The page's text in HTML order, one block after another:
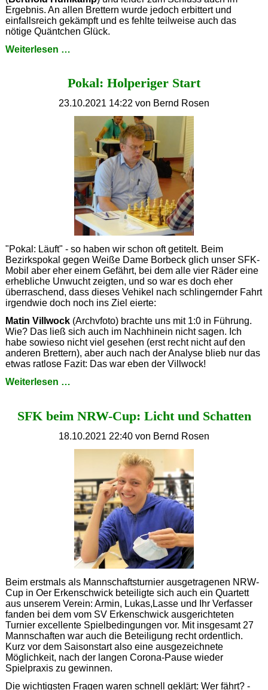
Ergebnis. An allen Brettern wurde jedoch erbittert und
einfallsreich gekämpft und es fehlte teilweise auch das
nötige Quäntchen Glück.
Weiterlesen …
last
Pokal: Holperiger Start
23.10.2021 14:22 von Bernd Rosen
"Pokal: Läuft" - so haben wir schon oft getitelt. Beim
Bezirkspokal gegen Weiße Dame Borbeck glich unser SFK-
Mobil aber eher einem Gefährt, bei dem alle vier Räder eine
erhebliche Unwucht zeigten, und so war es doch eher
überraschend, dass dieses Vehikel nach schlingernder Fahrt
irgendwie doch noch ins Ziel eierte:
Matin Villwock(Archvfoto) brachte uns mit 1:0 in Führung.
Wie? Das ließ sich auch im Nachhinein nicht sagen. Ich
habe sowieso nicht viel gesehen (erst recht nicht auf den
anderen Brettern), aber auch nach der Analyse blieb nur das
etwas ratlose Fazit: Das war eben der Villwock!
Weiterlesen …
SFK beim NRW-Cup: Licht und Schatten
18.10.2021 22:40 von Bernd Rosen
Beim erstmals als Mannschaftsturnier ausgetragenen NRW-
Cup in Oer Erkenschwick beteiligte sich auch ein Quartett
aus unserem Verein: Armin, Lukas,Lasse und Ihr Verfasser
fanden bei dem vom SV Erkenschwick ausgerichteten
Turnier excellente Spielbedingungen vor. Mit insgesamt 27
Mannschaften war auch die Beteiligung recht ordentlich.
Kurz vor dem Saisonstart also eine ausgezeichnete
Möglichkeit, nach der langen Corona-Pause wieder
Spielpraxis zu gewinnen.
Die wichtigsten Fragen waren schnell geklärt: Wer fährt? -